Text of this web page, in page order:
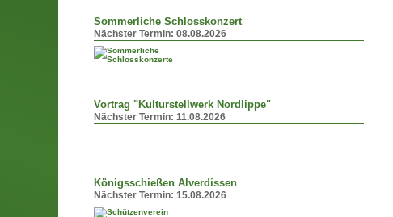
Sommerliche Schlosskonzert
Nächster Termin: 08.08.2026
Vortrag "Kulturstellwerk Nordlippe"
Nächster Termin: 11.08.2026
Königsschießen Alverdissen
Nächster Termin: 15.08.2026